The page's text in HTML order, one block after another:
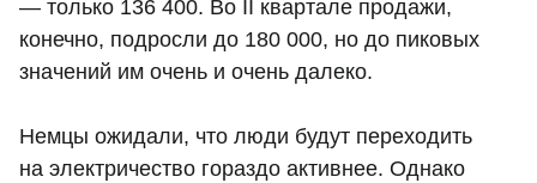
— только 136 400. Во II квартале продажи,
конечно, подросли до 180 000, но до пиковых
значений им очень и очень далеко.
Немцы ожидали, что люди будут переходить
на электричество гораздо активнее. Однако